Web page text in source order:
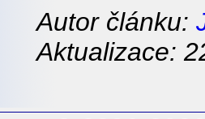
Autor článku:
Aktualizace: